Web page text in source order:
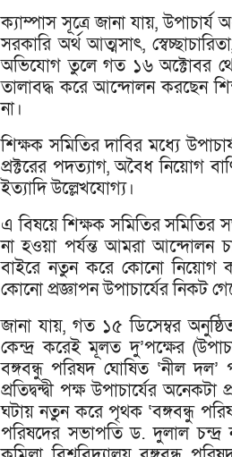
ক্যাম্পাস সূত্রে জানা যায়,
সরকারি অর্থ আত্মসাৎ,
অভিযোগ তুলে গত ১৬ অক্টোবর
তালাবদ্ধ করে আন্দোলন করছেন
না।
শিক্ষক সমিতির দাবির মধ্যে
প্রক্টরের পদত্যাগ, অবৈধ নিয়োগ
ইত্যাদি উল্লেখযোগ্য।
এ বিষয়ে শিক্ষক সমিতির
না হওয়া পর্যন্ত আমরা আন্দোলন
বাইরে নতুন করে কোনো নিয়োগ
কোনো প্রজ্ঞাপন উপাচার্যের নিকট
জানা যায়, গত ১৫ ডিসেম্বর
কেন্দ্র করেই মূলত দু’পক্ষের
বঙ্গবন্ধু পরিষদ ঘোষিত ‘নীল
প্রতিদ্বন্দ্বী পক্ষ উপাচার্যের
ঘটায় নতুন করে পৃথক ‘বঙ্গবন্ধু
পরিষদের সভাপতি ড. দুলাল চন্দ্র